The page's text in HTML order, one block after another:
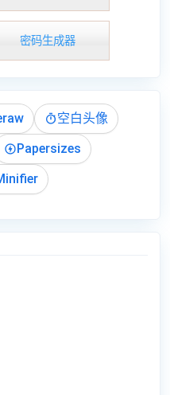
密码生成器
空白头像
Papersizes